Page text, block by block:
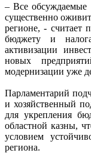
– Все обсуждаемые
существенно
регионе, - считает
бюджету и
активизации
новых
модернизации уже
Парламентарий
и хозяйственный
для укрепления
областной казны,
условием
региона.